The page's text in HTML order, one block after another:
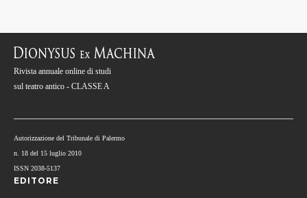
Rivista annuale online di studi
sul teatro antico - CLASSE A
Autorizzazione del Tribunale di Palermo
n. 18 del 15 luglio 2010
ISSN 2038-5137
EDITORE